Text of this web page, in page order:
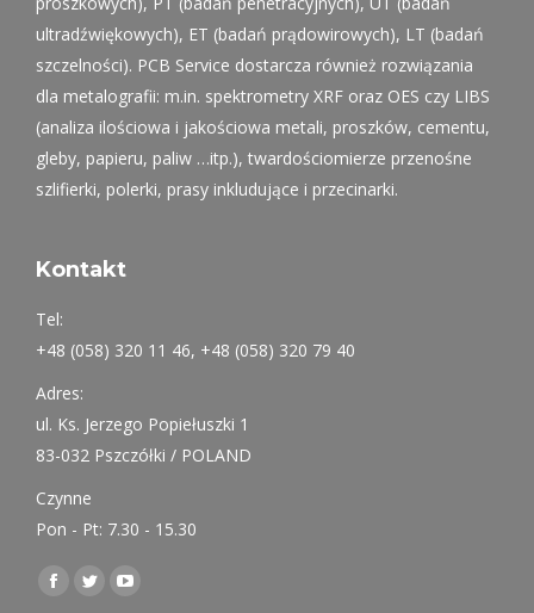
ultradźwiękowych), ET (badań prądowirowych), LT (badań
szczelności). PCB Service dostarcza również rozwiązania
dla metalografii: m.in. spektrometry XRF oraz OES czy LIBS
(analiza ilościowa i jakościowa metali, proszków, cementu,
gleby, papieru, paliw …itp.), twardościomierze przenośne
szlifierki, polerki, prasy inkludujące i przecinarki.
Kontakt
Tel:
+48 (058) 320 11 46, +48 (058) 320 79 40
Adres:
ul. Ks. Jerzego Popiełuszki 1
83-032 Pszczółki / POLAND
Czynne
Pon - Pt: 7.30 - 15.30
Find us on:
Facebook
TwitterYouTube